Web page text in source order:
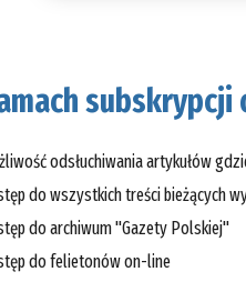
subskrypcji
odsłuchiwania artykułów
do wszystkich treści bieżących
do archiwum "Gazety Polskiej"
do felietonów on-line